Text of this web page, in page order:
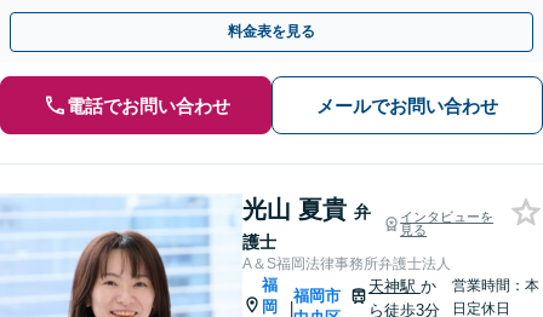
ピーディーにまごころを持って対応させて頂きます。
料金表を見る
電話でお問い合わせ メールでお問い合わせ
光山 夏貴 弁
護士
インタビューを
見る
A＆S福岡法律事務所弁護士法人
福
岡
|
福岡市
天神駅 か
ら徒歩3分
営業時間：本
日定休日